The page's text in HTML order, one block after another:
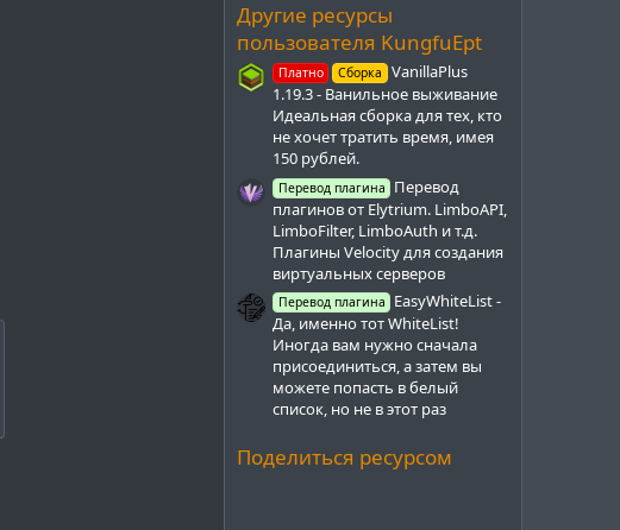
Другие ресурсы
пользователя KungfuEpt
Платно Сборка
VanillaPlus
1.19.3 - Ванильное выживание
Идеальная сборка для тех, кто
не хочет тратить время, имея
150 рублей.
Перевод плагина
Перевод
плагинов от Elytrium. LimboAPI,
LimboFilter, LimboAuth и т.д.
Плагины Velocity для создания
виртуальных серверов
Перевод плагина
EasyWhiteList -
Да, именно тот WhiteList!
Иногда вам нужно сначала
присоединиться, а затем вы
можете попасть в белый
список, но не в этот раз
Поделиться ресурсом